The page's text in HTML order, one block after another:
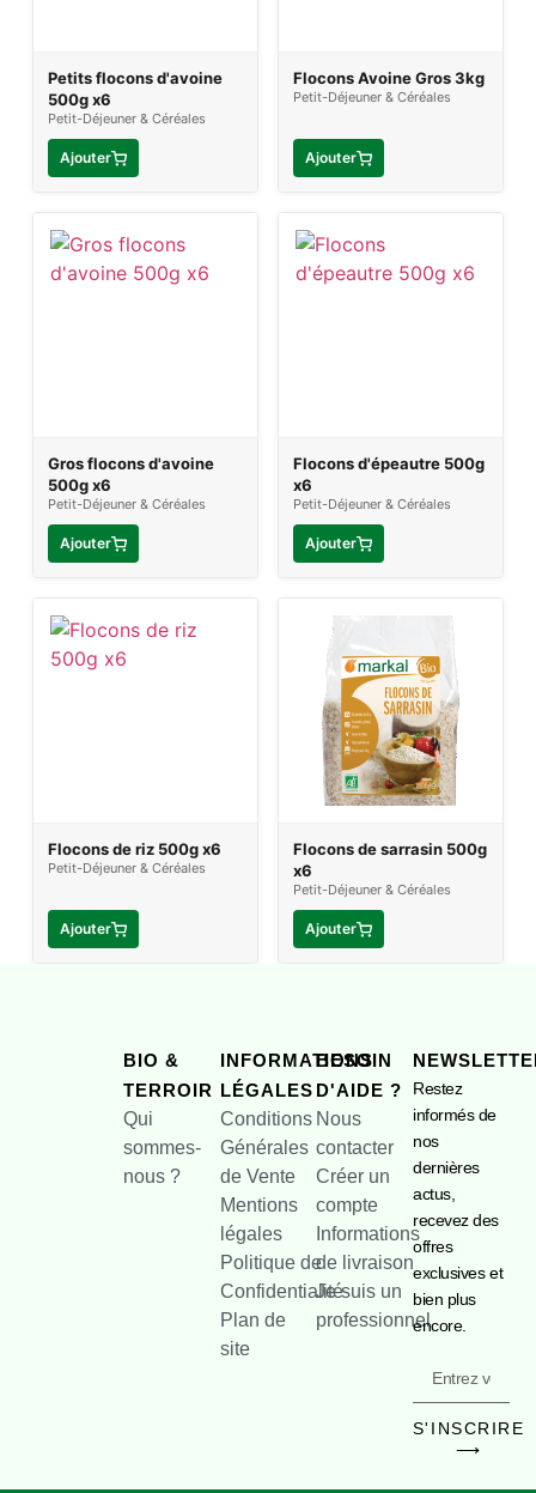
Petits flocons d'avoine
500g x6
Petit-Déjeuner & Céréales
Ajouter
Flocons Avoine Gros 3kg
Petit-Déjeuner & Céréales
Ajouter
Gros flocons d'avoine
500g x6
Petit-Déjeuner & Céréales
Ajouter
Flocons d'épeautre 500g
x6
Petit-Déjeuner & Céréales
Ajouter
Flocons de riz 500g x6
Petit-Déjeuner & Céréales
Ajouter
Flocons de sarrasin 500g
x6
Petit-Déjeuner & Céréales
Ajouter
BIO &
TERROIR
Qui
sommes-
nous ?
INFORMATIONS
LÉGALES
Conditions
Générales
de Vente
Mentions
légales
Politique de
Confidentialité
Plan de
site
BESOIN
D'AIDE ?
Nous
contacter
Créer un
compte
Informations
de livraison
Je suis un
professionnel
Restez
informés de
nos
dernières
actus,
recevez des
offres
exclusives et
bien plus
encore.
S'INSCRIRE
⟶